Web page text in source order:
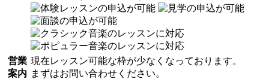
営業
案内
現在レッスン可能な枠が少なくなっております。
まずはお問い合わせください。